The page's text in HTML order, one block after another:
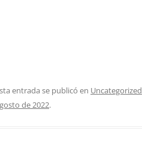
entrada se publicó en Uncategorized
de 2022.